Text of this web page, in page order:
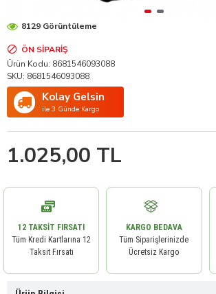
1.025,00 TL
ÖN SIPARIŞ
Ürün Kodu: 8681546093088
SKU: 8681546093088
Kolay Gelsin
ile 3 Günde Kargo
8129 Görüntüleme
12 TAKSIT FIRSATI
Tüm Kredi Kartlarına 12
Taksit Fırsatı
KARGO BEDAVA
Tüm Siparişlerinizde
Ücretsiz Kargo